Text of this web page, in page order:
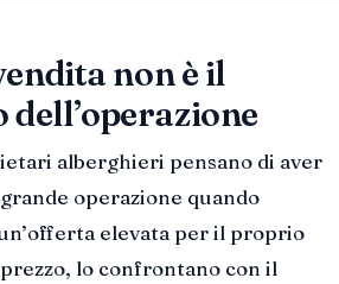
non è il
alberghieri pensano di aver
operazione quando
elevata per il proprio
lo confrontano con il